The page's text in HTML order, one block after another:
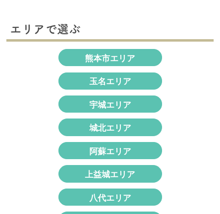
エリアで選ぶ
熊本市エリア
玉名エリア
宇城エリア
城北エリア
阿蘇エリア
上益城エリア
八代エリア